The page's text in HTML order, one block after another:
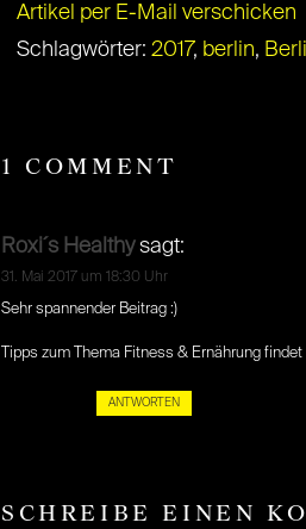
Artikel per E-Mail verschicken
Schlagwörter: 2017, berlin,
1 COMMENT
Roxi´s Healthy sagt:
31. Mai 2017 um 18:30 Uhr
Sehr spannender Beitrag :)
Tipps zum Thema Fitness & Ernährung findet
ANTWORTEN
SCHREIBE EINEN